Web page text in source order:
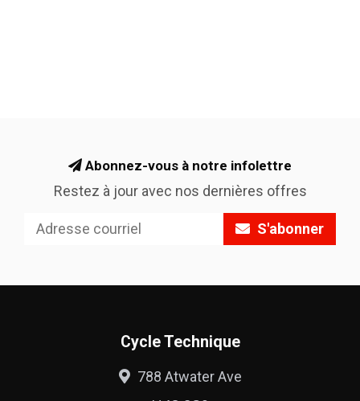
Abonnez-vous à notre infolettre
Restez à jour avec nos dernières offres
S'abonner
Cycle Technique
788 Atwater Ave